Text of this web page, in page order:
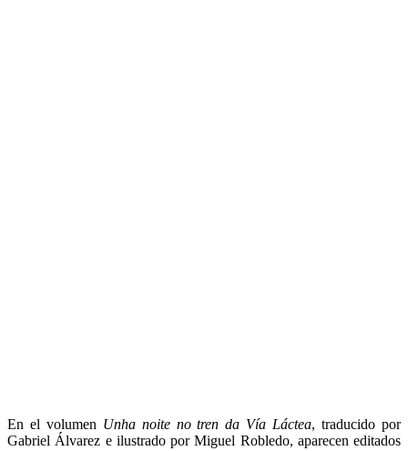
En el volumen Unha noite no tren da Vía Láctea, traducido por
Gabriel Álvarez e ilustrado por Miguel Robledo, aparecen editados